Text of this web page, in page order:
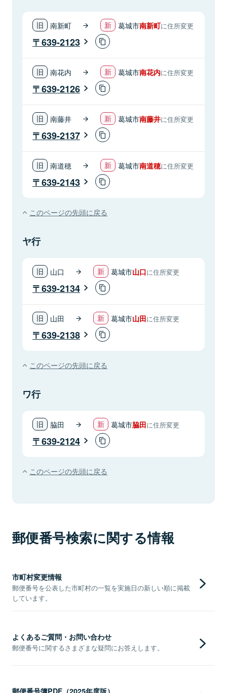
南新町 葛城市南新町に住所変更
639-2123
南花内 葛城市南花内に住所変更
639-2126
南藤井 葛城市南藤井に住所変更
639-2137
南道穂 葛城市南道穂に住所変更
639-2143
このページの先頭に戻る
ヤ行
山口 葛城市山口に住所変更
639-2134
山田 葛城市山田に住所変更
639-2138
このページの先頭に戻る
ワ行
脇田 葛城市脇田に住所変更
639-2124
このページの先頭に戻る
郵便番号検索に関する情報
市町村変更情報
郵便番号を公表した市町村の一覧を実施日の新しい順に掲載
しています。
よくあるご質問・お問い合わせ
郵便番号に関するさまざまな疑問にお答えします。
郵便番号簿PDF（2025年度版）